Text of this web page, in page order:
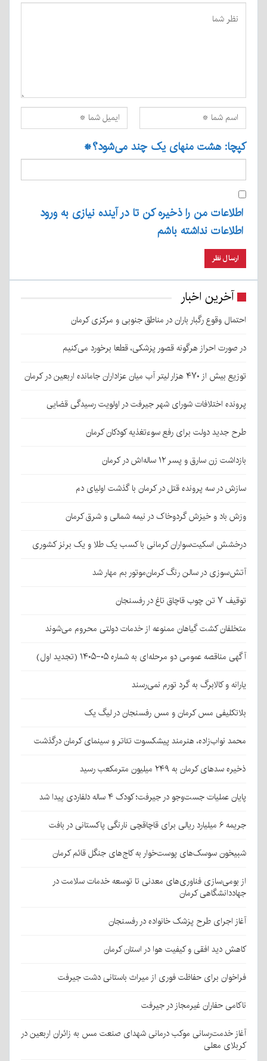
کپچا: هشت منهای یک چند می‌شود؟*
اطلاعات من را ذخیره کن تا در آینده نیازی به ورود
اطلاعات نداشته باشم
آخرین اخبار
احتمال وقوع رگبار باران در مناطق جنوبی و مرکزی کرمان
در صورت احراز هرگونه قصور پزشکی، قطعا برخورد می‌کنیم
توزیع بیش از ۴۷۰ هزار لیتر آب میان عزاداران جامانده اربعین در کرمان
پرونده اختلافات شورای شهر جیرفت در اولویت رسیدگی قضایی
طرح جدید دولت برای رفع سوءتغذیه کودکان کرمان
بازداشت زن سارق و پسر ۱۲ ساله‌اش در کرمان
سازش در سه پرونده قتل در کرمان با گذشت اولیای دم
وزش باد و خیزش گردوخاک در نیمه شمالی و شرق کرمان
درخشش اسکیت‌سواران کرمانی با کسب یک طلا و یک برنز کشوری
آتش‌سوزی در سالن رنگ کرمان‌موتور بم مهار شد
توقیف ۷ تن چوب قاچاق تاغ در رفسنجان
متخلفان کشت گیاهان ممنوعه از خدمات دولتی محروم می‌شوند
آگهی مناقصه عمومی دو مرحله‌ای به شماره ۰۵-۱۴۰۵ (تجدید اول)
یارانه و کالابرگ به گرد تورم نمی‌رسند
بلاتکلیفی مس کرمان و مس رفسنجان در لیگ یک
محمد نواب‌زاده، هنرمند پیشکسوت تئاتر و سینمای کرمان درگذشت
ذخیره سدهای کرمان به ۲۴۹ میلیون مترمکعب رسید
پایان عملیات جست‌وجو در جیرفت؛ کودک ۴ ساله دلفاردی پیدا شد
جریمه ۶ میلیارد ریالی برای قاچاقچی نارنگی پاکستانی در بافت
شبیخون سوسک‌های پوست‌خوار به کاج‌های جنگل قائم کرمان
از بومی‌سازی فناوری‌های معدنی تا توسعه خدمات سلامت در
جهاددانشگاهی کرمان
آغاز اجرای طرح پزشک خانواده در رفسنجان
کاهش دید افقی و کیفیت هوا در استان کرمان
فراخوان برای حفاظت فوری از میراث باستانی دشت جیرفت
ناکامی حفاران غیرمجاز در جیرفت
آغاز خدمت‌رسانی موکب درمانی شهدای صنعت مس به زائران اربعین در
کربلای معلی